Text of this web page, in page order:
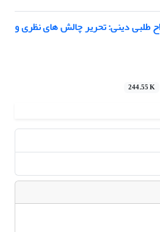
طلبی دینی: تحریر چالش های نظری و
244.55 K